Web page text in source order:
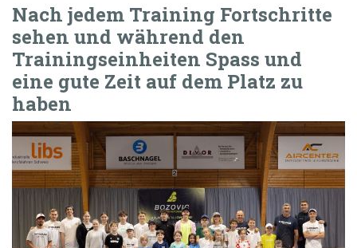
Nach jedem Training Fortschritte
sehen und während den
Trainingseinheiten Spass und
eine gute Zeit auf dem Platz zu
haben